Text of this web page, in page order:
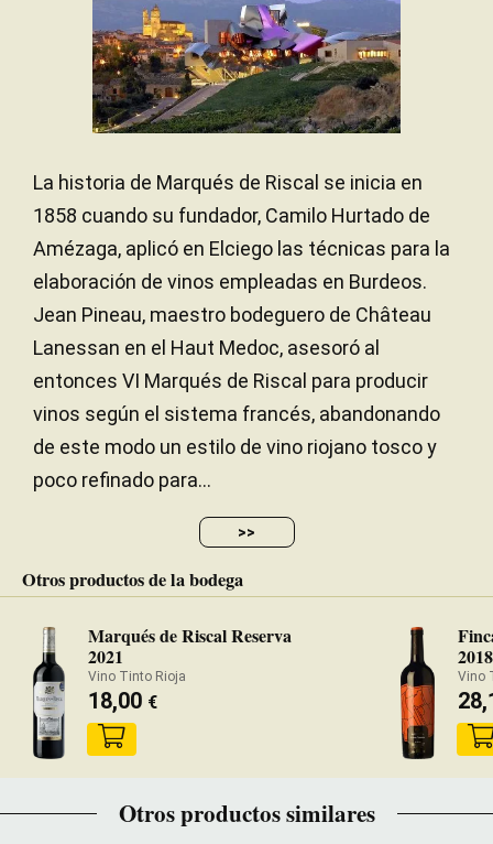
La historia de Marqués de Riscal se inicia en
1858 cuando su fundador, Camilo Hurtado de
Amézaga, aplicó en Elciego las técnicas para la
elaboración de vinos empleadas en Burdeos.
Jean Pineau, maestro bodeguero de Château
Lanessan en el Haut Medoc, asesoró al
entonces VI Marqués de Riscal para producir
vinos según el sistema francés, abandonando
de este modo un estilo de vino riojano tosco y
poco refinado para...
>>
Otros productos de la bodega
Marqués de Riscal Reserva
2021
Vino Tinto Rioja
18,00 €
2018
Vino
Otros productos similares